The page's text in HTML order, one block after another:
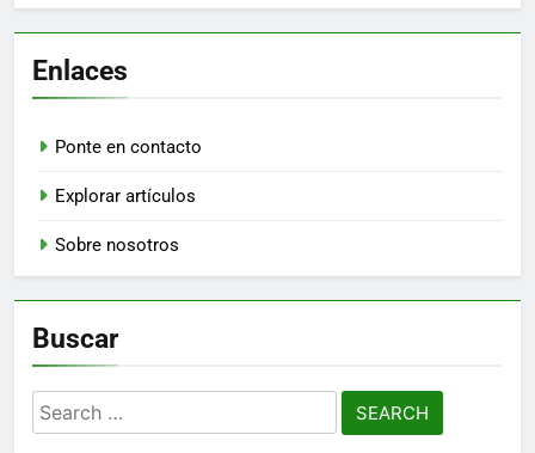
Enlaces
Ponte en contacto
Explorar artículos
Sobre nosotros
Buscar
Search
for: